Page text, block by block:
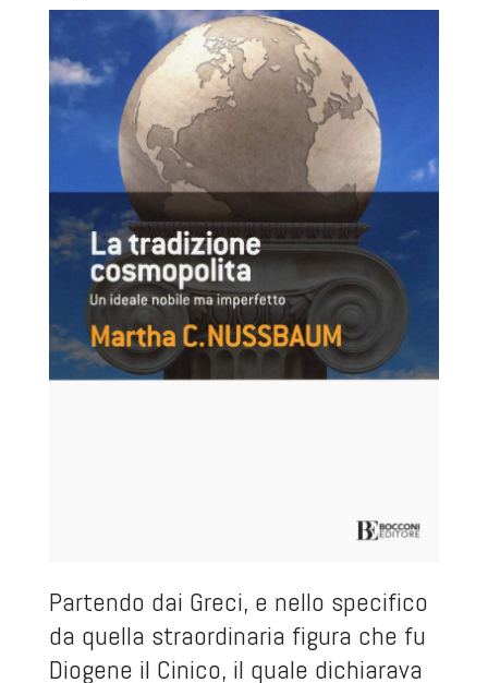
Partendo dai Greci, e nello specifico
da quella straordinaria figura che fu
Diogene il Cinico, il quale dichiarava